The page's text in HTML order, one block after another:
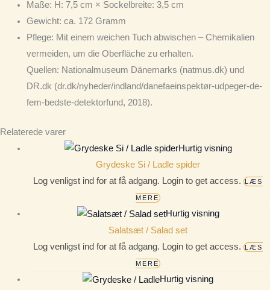
Maße: H: 7,5 cm × Sockelbreite: 3,5 cm
Gewicht: ca. 172 Gramm
Pflege: Mit einem weichen Tuch abwischen – Chemikalien
vermeiden, um die Oberfläche zu erhalten.
Quellen: Nationalmuseum Dänemarks (natmus.dk) und
DR.dk (dr.dk/nyheder/indland/danefaeinspektør-udpeger-de-
fem-bedste-detektorfund, 2018).
Relaterede varer
Hurtig visning
Grydeske Si / Ladle spider
Log venligst ind for at få adgang. Login to get access.
LÆS
MERE
Hurtig visning
Salatsæt / Salad set
Log venligst ind for at få adgang. Login to get access.
LÆS
MERE
Hurtig visning